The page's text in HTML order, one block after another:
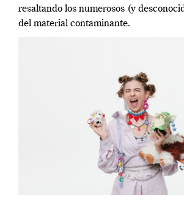
resaltando los numerosos (y
del material contaminante.